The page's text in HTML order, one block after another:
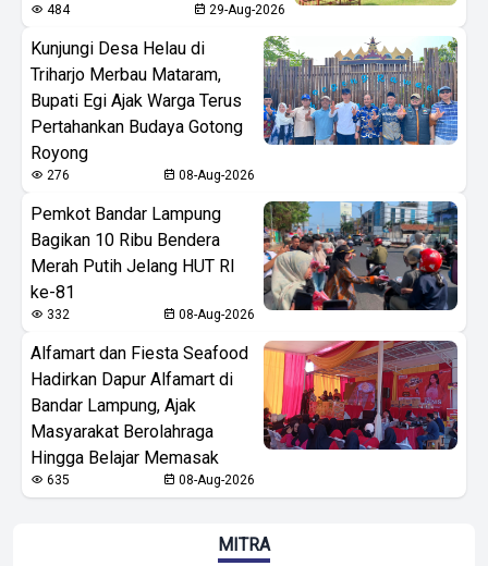
484 29-Aug-2026
Kunjungi Desa Helau di
Triharjo Merbau Mataram,
Bupati Egi Ajak Warga Terus
Pertahankan Budaya Gotong
Royong
276 08-Aug-2026
Pemkot Bandar Lampung
Bagikan 10 Ribu Bendera
Merah Putih Jelang HUT RI
ke-81
332 08-Aug-2026
Alfamart dan Fiesta Seafood
Hadirkan Dapur Alfamart di
Bandar Lampung, Ajak
Masyarakat Berolahraga
Hingga Belajar Memasak
635 08-Aug-2026
MITRA